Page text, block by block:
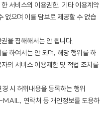
서비스의 이용권한, 기타 이용계약
없으며 이를 담보로 제공할 수 없습
을 침해해서는 안 됩니다.
하여서는 안 되며, 해당 행위를 하
의 서비스 이용제한 및 적법 조치를
시 허위내용을 등록하는 행위
연락처 등 개인정보를 도용하